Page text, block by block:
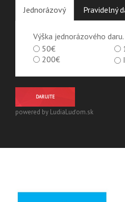
Jednorázový Pravidelný
Výška jednorázového daru.
50€
200€
DARUJTE
powered by LudiaLuďom.sk